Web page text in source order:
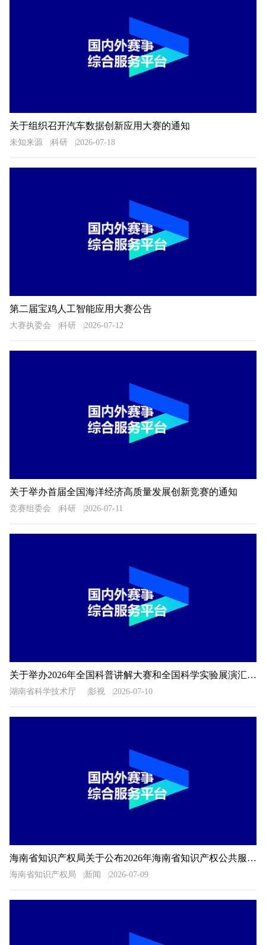
关于组织召开汽车数据创新应用大赛的通知
未知来源 科研 2026-07-18
第二届宝鸡人工智能应用大赛公告
大赛执委会 科研 2026-07-12
关于举办首届全国海洋经济高质量发展创新竞赛的通知
竞赛组委会 科研 2026-07-11
关于举办2026年全国科普讲解大赛和全国科学实验展演汇演活动湖南预选赛的通知
湖南省科学技术厅 影视 2026-07-10
海南省知识产权局关于公布2026年海南省知识产权公共服务信息检索分析技能大赛获奖名单的通知
海南省知识产权局 新闻 2026-07-09